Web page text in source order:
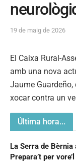
19 de maig de 2026
El Caixa Rural-
amb una nova
Jaume
xocar contra un
Última hora...
La Serra de Bèrnia
Prepara’t per vore’l